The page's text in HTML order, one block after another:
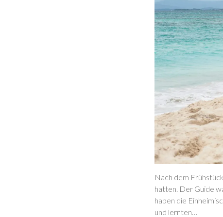
Nach dem
hatten. Der Guide
haben die
und lernten…